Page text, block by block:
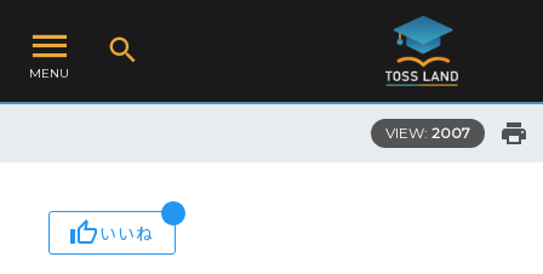
MENU
VIEW: 2007
いいね